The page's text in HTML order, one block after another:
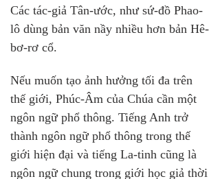
Các tác-giả Tân-ước, như sứ-đồ Phao-
lô dùng bản văn nầy nhiều hơn bản Hê-
bơ-rơ cổ.
Nếu muốn tạo ảnh hưởng tối đa trên
thế giới, Phúc-Âm của Chúa cần một
ngôn ngữ phổ thông. Tiếng Anh trở
thành ngôn ngữ phổ thông trong thế
giới hiện đại và tiếng La-tinh cũng là
ngôn ngữ chung trong giới học giả thời